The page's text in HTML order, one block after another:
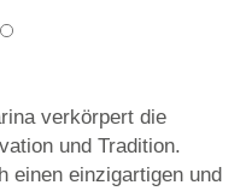
verkörpert die
und Tradition.
einen einzigartigen und